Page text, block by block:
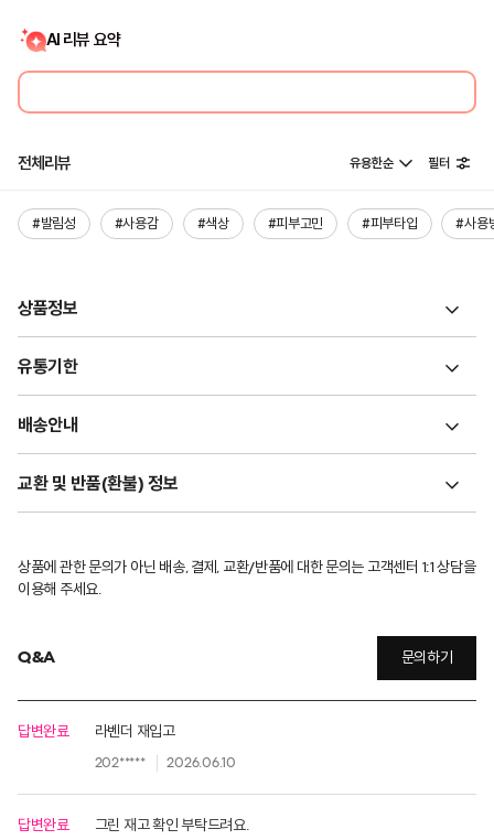
AI 리뷰 요약
전체리뷰 유용한순 필터
#발림성 #사용감 #색상 #피부고민 #피부타입 #사용
상품정보
유통기한
배송안내
교환 및 반품(환불) 정보
상품에 관한 문의가 아닌 배송, 결제, 교환/반품에 대한 문의는 고객센터 1:1 상담을
이용해 주세요.
Q&A 문의하기
답변완료 라벤더 재입고
202***** 2026.06.10
답변완료 그린 재고 확인 부탁드려요.